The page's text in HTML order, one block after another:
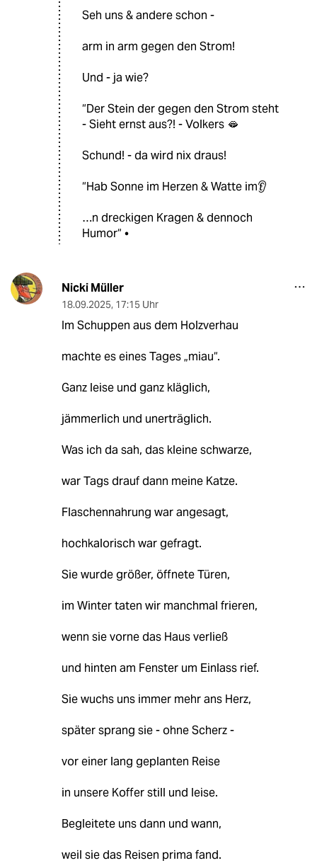
Seh uns & andere schon -
arm in arm gegen den Strom!
Und - ja wie?
“Der Stein der gegen den Strom steht
- Sieht ernst aus?! - Volkers 🫦
Schund! - da wird nix draus!
“Hab Sonne im Herzen & Watte im👂
…n dreckigen Kragen & dennoch
Humor“ •
Nicki Müller
18.09.2025, 17:15 Uhr
Im Schuppen aus dem Holzverhau
machte es eines Tages „miau“.
Ganz leise und ganz kläglich,
jämmerlich und unerträglich.
Was ich da sah, das kleine schwarze,
war Tags drauf dann meine Katze.
Flaschennahrung war angesagt,
hochkalorisch war gefragt.
Sie wurde größer, öffnete Türen,
im Winter taten wir manchmal frieren,
wenn sie vorne das Haus verließ
und hinten am Fenster um Einlass rief.
Sie wuchs uns immer mehr ans Herz,
später sprang sie - ohne Scherz -
vor einer lang geplanten Reise
in unsere Koffer still und leise.
Begleitete uns dann und wann,
weil sie das Reisen prima fand.